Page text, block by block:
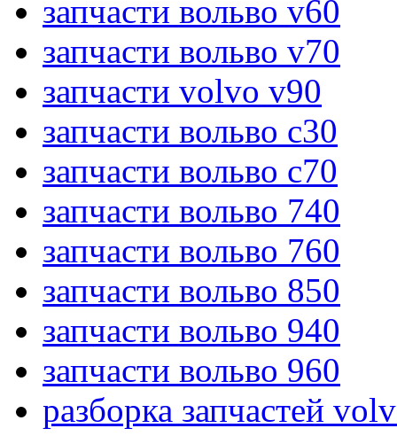
запчасти вольво v60
запчасти вольво v70
запчасти volvo v90
запчасти вольво c30
запчасти вольво c70
запчасти вольво 740
запчасти вольво 760
запчасти вольво 850
запчасти вольво 940
запчасти вольво 960
разборка запчастей